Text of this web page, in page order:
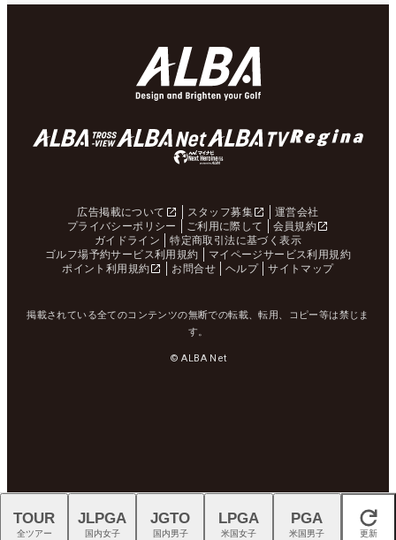
広告掲載について スタッフ募集
運営会社
プライバシーポリシー
ご利用に際して
会員規約
ガイドライン
特定商取引法に基づく表示
ゴルフ場予約サービス利用規約
マイページサービス利用規約
ポイント利用規約
お問合せ ヘルプ サイトマップ
掲載されている全てのコンテンツの無断での転載、転用、コピー等は禁じま
す。
© ALBA Net
閉じる
TOUR
全ツアー
JLPGA
国内女子
JGTO
国内男子
LPGA
米国女子
PGA
米国男子 更新